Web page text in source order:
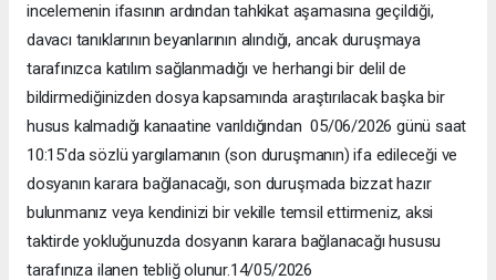
incelemenin ifasının ardından tahkikat aşamasına geçildiği,
davacı tanıklarının beyanlarının alındığı, ancak duruşmaya
tarafınızca katılım sağlanmadığı ve herhangi bir delil de
bildirmediğinizden dosya kapsamında araştırılacak başka bir
husus kalmadığı kanaatine varıldığından 05/06/2026 günü saat
10:15'da sözlü yargılamanın (son duruşmanın) ifa edileceği ve
dosyanın karara bağlanacağı, son duruşmada bizzat hazır
bulunmanız veya kendinizi bir vekille temsil ettirmeniz, aksi
taktirde yokluğunuzda dosyanın karara bağlanacağı hususu
tarafınıza ilanen tebliğ olunur.14/05/2026